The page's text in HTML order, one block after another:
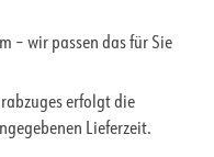
– wir passen das für Sie
erfolgt die
Lieferzeit.